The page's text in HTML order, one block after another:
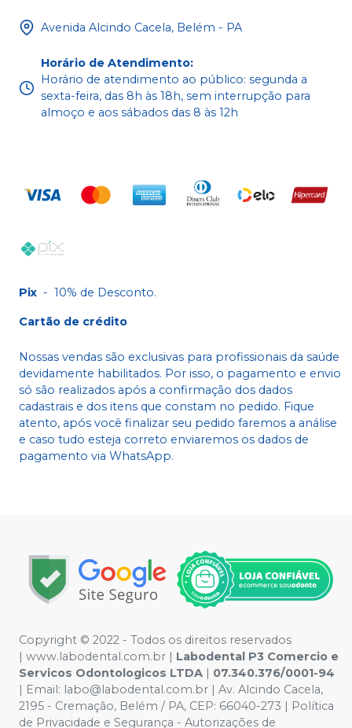
Avenida Alcindo Cacela, Belém - PA
Horário de Atendimento:
Horário de atendimento ao público: segunda a
sexta-feira, das 8h às 18h, sem interrupção para
almoço e aos sábados das 8 às 12h
Pix - 10% de Desconto.
Cartão de crédito
Nossas vendas são exclusivas para profissionais da saúde
devidamente habilitados. Por isso, o pagamento e envio
só são realizados após a confirmação dos dados
cadastrais e dos itens que constam no pedido. Fique
atento, após você finalizar seu pedido faremos a análise
e caso tudo esteja correto enviaremos os dados de
pagamento via WhatsApp.
Copyright © 2022 - Todos os direitos reservados
| www.labodental.com.br | Labodental P3 Comercio e
Servicos Odontologicos LTDA | 07.340.376/0001-94
| Email: labo@labodental.com.br | Av. Alcindo Cacela,
2195 - Cremação, Belém / PA, CEP: 66040-273 | Política
de Privacidade e Segurança - Autorizações de